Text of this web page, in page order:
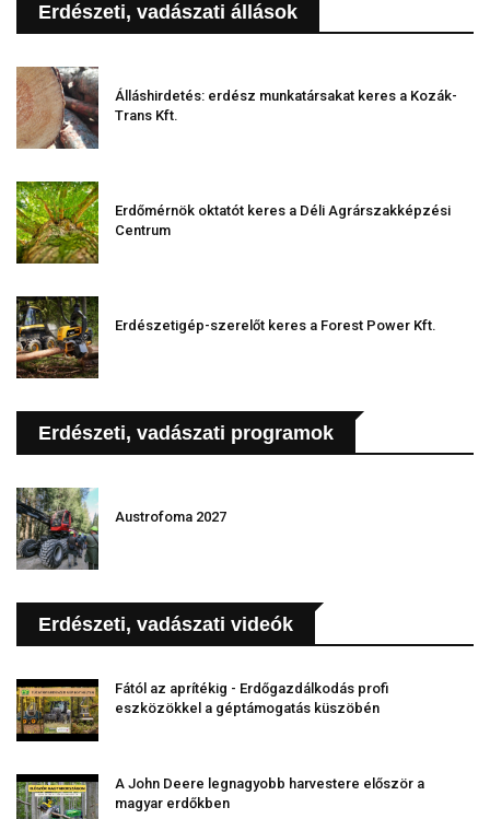
Erdészeti, vadászati állások
Álláshirdetés: erdész munkatársakat keres a Kozák-
Trans Kft.
Erdőmérnök oktatót keres a Déli Agrárszakképzési
Centrum
Erdészetigép-szerelőt keres a Forest Power Kft.
Erdészeti, vadászati programok
Austrofoma 2027
Erdészeti, vadászati videók
Fától az aprítékig - Erdőgazdálkodás profi
eszközökkel a géptámogatás küszöbén
A John Deere legnagyobb harvestere először a
magyar erdőkben